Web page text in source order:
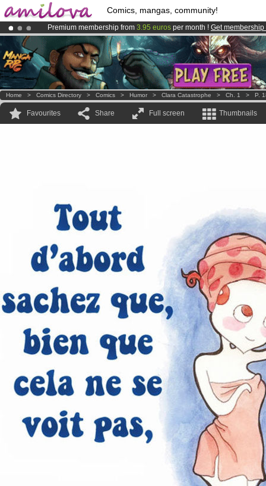
Comics, mangas, community!
Premium membership from 3.95 euros per month ! Get membership
Already 100000membersand 1000comics & mangas!.
AmilovaKickstarter is now LIVE!.
Home > Comics Directory > Comics > Humor > Clara Catastrophe > Ch. 1 > P.
Favourites Share Full screen Thumbnails